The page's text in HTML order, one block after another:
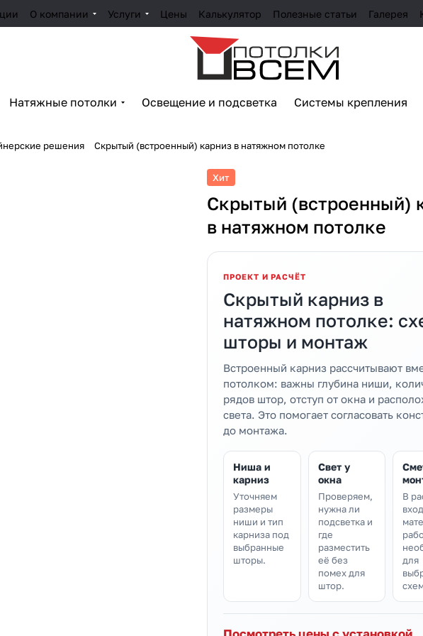
О компании Услуги Цены Калькулятор Полезные статьи Галерея
Натяжные потолки Освещение и подсветка Системы крепления
решения Скрытый (встроенный) карниз в натяжном потолке
Хит
Скрытый (встроенный)
в натяжном потолке
ПРОЕКТ И РАСЧЁТ
Скрытый карниз в
натяжном потолке:
шторы и монтаж
Встроенный карниз рассчитывают
потолком: важны глубина ниши,
рядов штор, отступ от окна и
света. Это помогает согласовать
до монтажа.
Ниша и
карниз
Уточняем
размеры
ниши и тип
карниза под
выбранные
шторы.
Свет у
окна
Проверяем,
нужна ли
подсветка и
где
разместить
её без
помех для
штор.
В
для